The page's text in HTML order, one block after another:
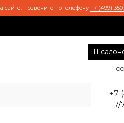
сайте. Позвоните по телефону +7 (499)
11
+7
7/7